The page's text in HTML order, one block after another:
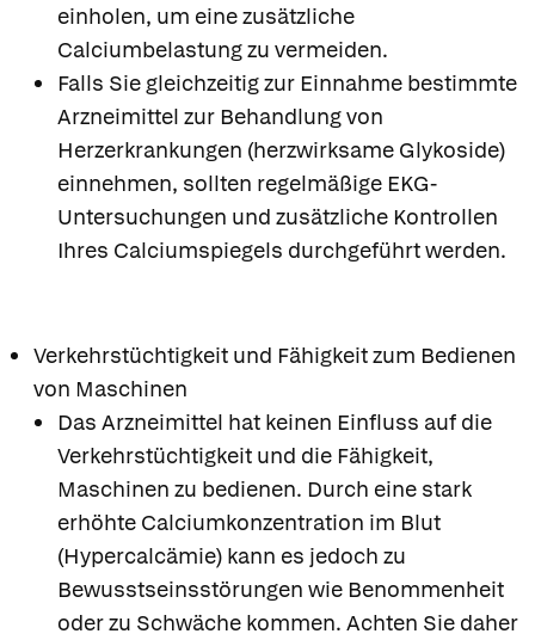
einholen, um eine zusätzliche
Calciumbelastung zu vermeiden.
Falls Sie gleichzeitig zur Einnahme bestimmte
Arzneimittel zur Behandlung von
Herzerkrankungen (herzwirksame Glykoside)
einnehmen, sollten regelmäßige EKG-
Untersuchungen und zusätzliche Kontrollen
Ihres Calciumspiegels durchgeführt werden.
Verkehrstüchtigkeit und Fähigkeit zum Bedienen
von Maschinen
Das Arzneimittel hat keinen Einfluss auf die
Verkehrstüchtigkeit und die Fähigkeit,
Maschinen zu bedienen. Durch eine stark
erhöhte Calciumkonzentration im Blut
(Hypercalcämie) kann es jedoch zu
Bewusstseinsstörungen wie Benommenheit
oder zu Schwäche kommen. Achten Sie daher